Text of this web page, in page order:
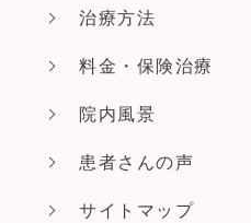
治療方法
料金・保険治療
院内風景
患者さんの声
サイトマップ